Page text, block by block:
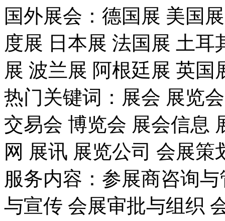
国外展会：德国展 美国
度展 日本展 法国展 土
展 波兰展 阿根廷展 英
热门关键词：展会 展览
交易会 博览会 展会信息
网 展讯 展览公司 会展策
服务内容：参展商咨询
与宣传 会展审批与组织